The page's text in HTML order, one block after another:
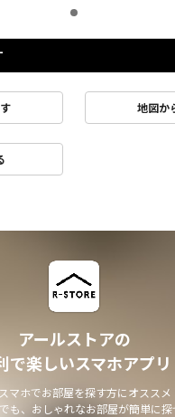
地図か
アールストアの
で楽しいスマホアプリ
マホでお部屋を探す方にオススメ
も、おしゃれなお部屋が簡単に探